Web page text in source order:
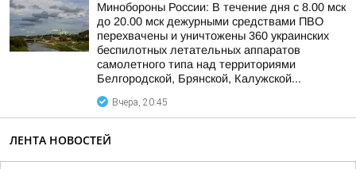
Минобороны России: В течение дня с 8.00 мск
до 20.00 мск дежурными средствами ПВО
перехвачены и уничтожены 360 украинских
беспилотных летательных аппаратов
самолетного типа над территориями
Белгородской, Брянской, Калужской...
Вчера, 20:45
ЛЕНТА НОВОСТЕЙ